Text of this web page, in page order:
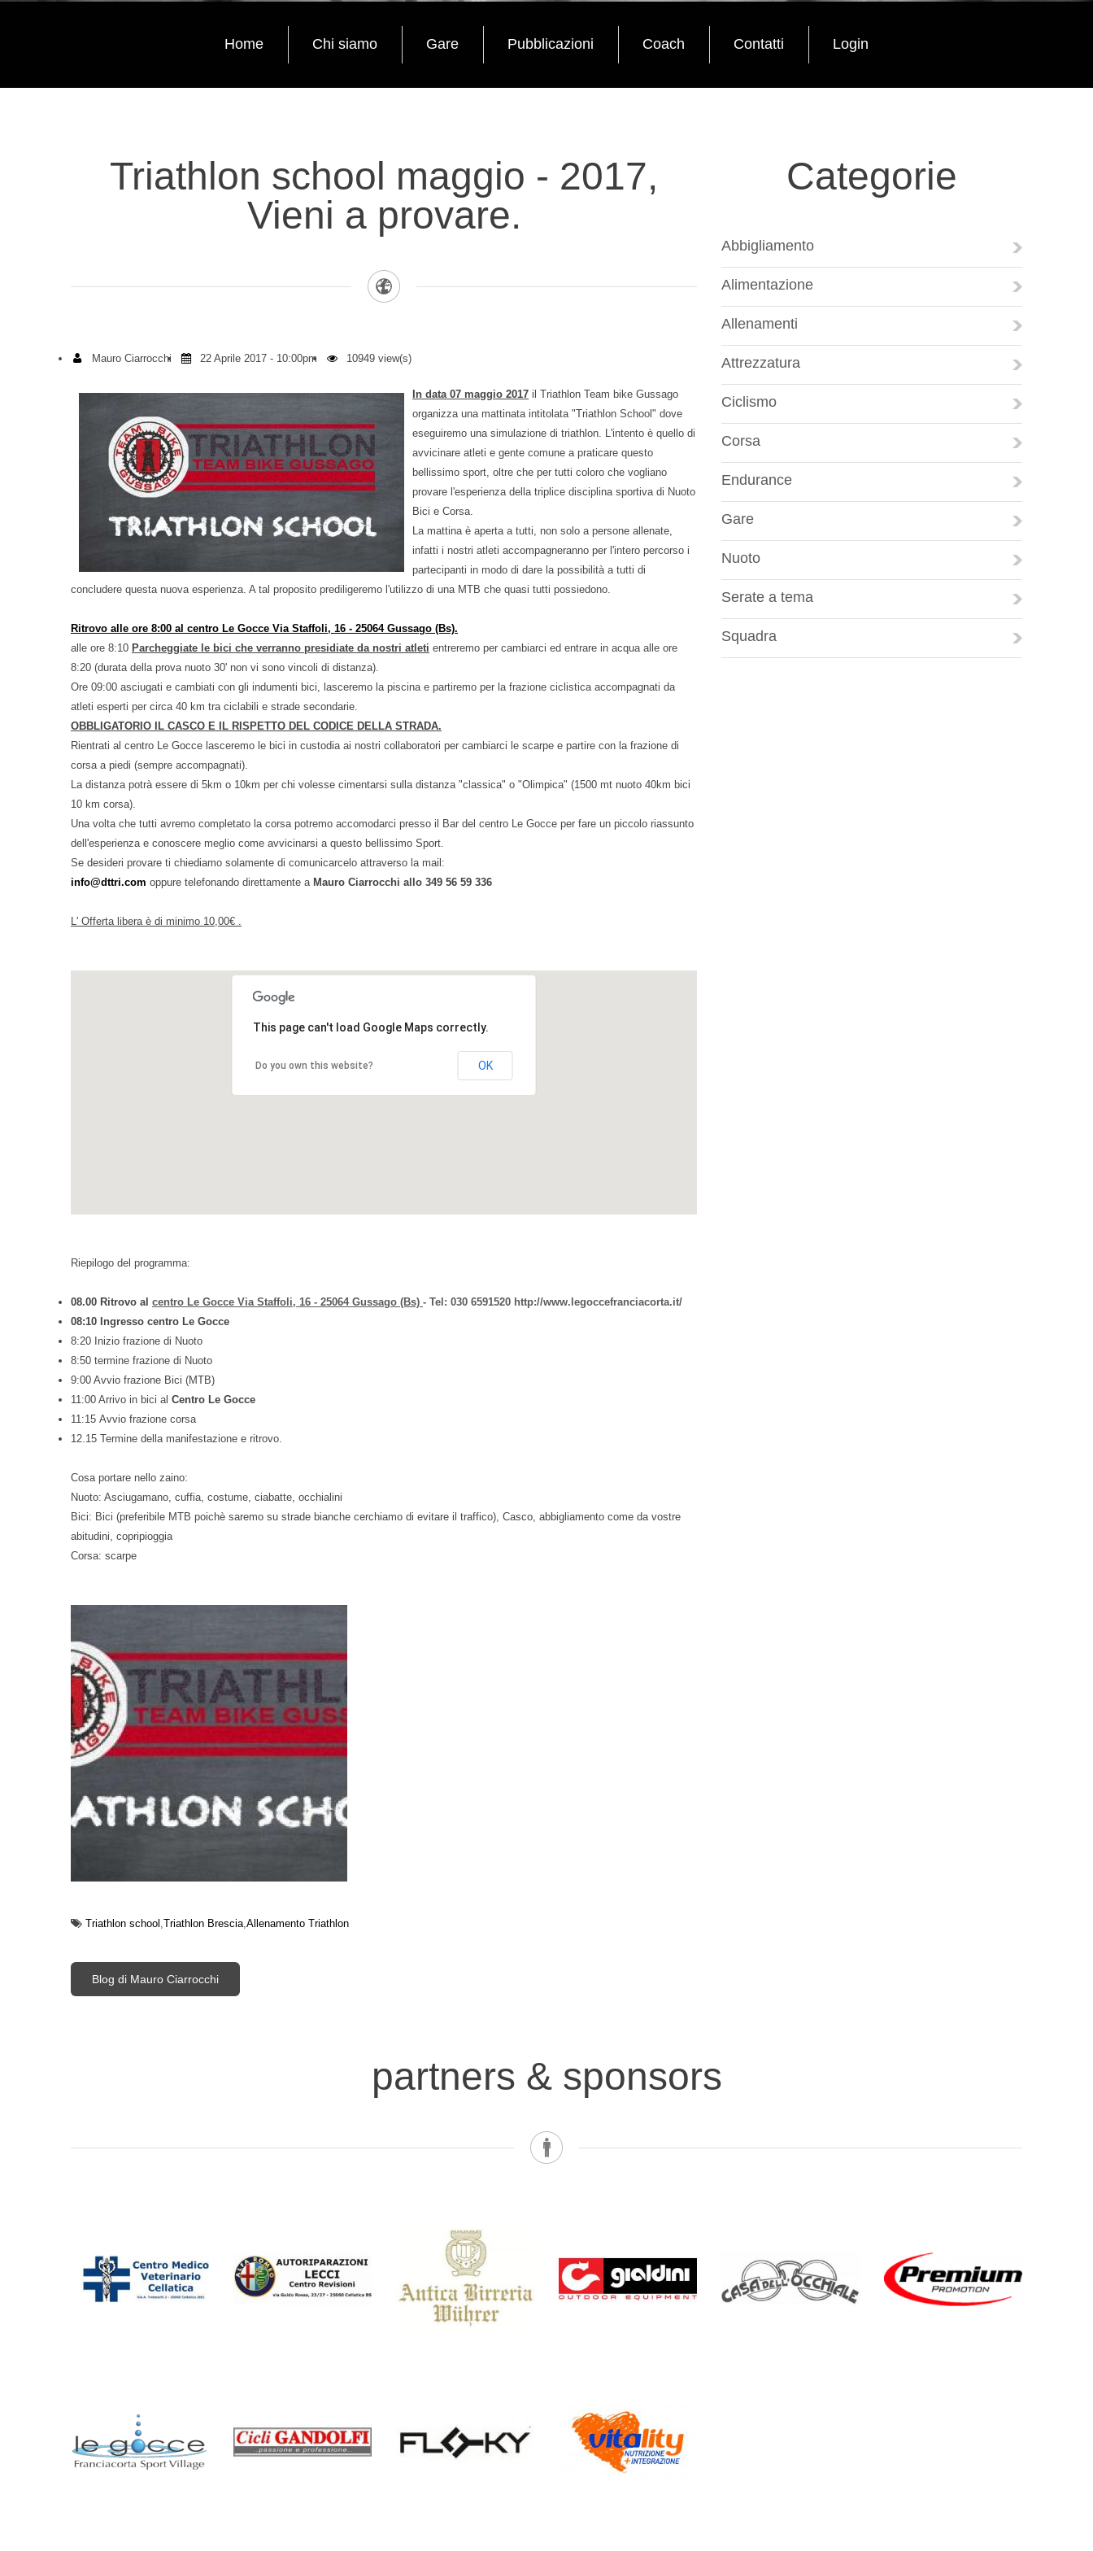
Home Chi siamo Gare Pubblicazioni Coach Contatti Login
Triathlon school maggio - 2017,
Vieni a provare.
Mauro Ciarrocchi 22 Aprile 2017 - 10:00pm 10949 view(s)
In data 07 maggio 2017 il Triathlon Team bike Gussago
organizza una mattinata intitolata "Triathlon School" dove
eseguiremo una simulazione di triathlon. L'intento è quello di
avvicinare atleti e gente comune a praticare questo
bellissimo sport, oltre che per tutti coloro che vogliano
provare l'esperienza della triplice disciplina sportiva di Nuoto
Bici e Corsa.
La mattina è aperta a tutti, non solo a persone allenate,
infatti i nostri atleti accompagneranno per l'intero percorso i
partecipanti in modo di dare la possibilità a tutti di
concludere questa nuova esperienza. A tal proposito prediligeremo l'utilizzo di una MTB che quasi tutti possiedono.
Ritrovo alle ore 8:00 al centro Le Gocce Via Staffoli, 16 - 25064 Gussago (Bs).
alle ore 8:10 Parcheggiate le bici che verranno presidiate da nostri atleti entreremo per cambiarci ed entrare in acqua alle ore
8:20 (durata della prova nuoto 30' non vi sono vincoli di distanza).
Ore 09:00 asciugati e cambiati con gli indumenti bici, lasceremo la piscina e partiremo per la frazione ciclistica accompagnati da
atleti esperti per circa 40 km tra ciclabili e strade secondarie.
OBBLIGATORIO IL CASCO E IL RISPETTO DEL CODICE DELLA STRADA.
Rientrati al centro Le Gocce lasceremo le bici in custodia ai nostri collaboratori per cambiarci le scarpe e partire con la frazione di
corsa a piedi (sempre accompagnati).
La distanza potrà essere di 5km o 10km per chi volesse cimentarsi sulla distanza "classica" o "Olimpica" (1500 mt nuoto 40km bici
10 km corsa).
Una volta che tutti avremo completato la corsa potremo accomodarci presso il Bar del centro Le Gocce per fare un piccolo riassunto
dell'esperienza e conoscere meglio come avvicinarsi a questo bellissimo Sport.
Se desideri provare ti chiediamo solamente di comunicarcelo attraverso la mail:
info@dttri.com oppure telefonando direttamente a Mauro Ciarrocchi allo 349 56 59 336
L' Offerta libera è di minimo 10,00€ .
This page can't load Google Maps correctly.
Do you own this website? OK
Riepilogo del programma:
08.00 Ritrovo al centro Le Gocce Via Staffoli, 16 - 25064 Gussago (Bs) - Tel: 030 6591520 http://www.legoccefranciacorta.it/
08:10 Ingresso centro Le Gocce
8:20 Inizio frazione di Nuoto
8:50 termine frazione di Nuoto
9:00 Avvio frazione Bici (MTB)
11:00 Arrivo in bici al Centro Le Gocce
11:15 Avvio frazione corsa
12.15 Termine della manifestazione e ritrovo.
Cosa portare nello zaino:
Nuoto: Asciugamano, cuffia, costume, ciabatte, occhialini
Bici: Bici (preferibile MTB poichè saremo su strade bianche cerchiamo di evitare il traffico), Casco, abbigliamento come da vostre
abitudini, copripioggia
Corsa: scarpe
Triathlon school Triathlon Brescia Allenamento Triathlon
Blog di Mauro Ciarrocchi
Categorie
Abbigliamento
Alimentazione
Allenamenti
Attrezzatura
Ciclismo
Corsa
Endurance
Gare
Nuoto
Serate a tema
Squadra
partners & sponsors